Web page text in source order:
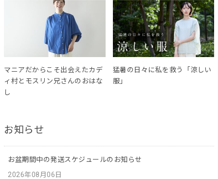
マニアだからこそ出会えたカデ
ィ村とモスリン兄さんのおはな
し
猛暑の日々に私を救う「涼しい
服」
お知らせ
お盆期間中の発送スケジュールのお知らせ
2026年08月06日